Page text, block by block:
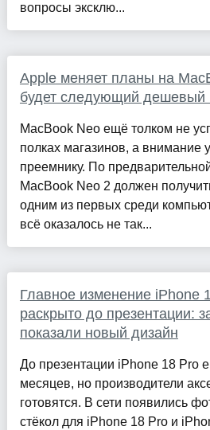
вопросы эксклю...
Apple меняет планы на
будет следующий дешевый
MacBook Neo ещё толком не
полках магазинов, а внимание
преемнику. По
MacBook Neo 2 должен
одним из первых среди
всё оказалось не так...
Главное изменение iPhone
раскрыто до презентации:
показали новый дизайн
До презентации iPhone 18 Pro
месяцев, но производители
готовятся. В сети появились
стёкол для iPhone 18 Pro и